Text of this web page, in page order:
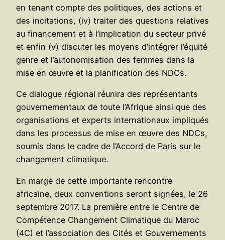
en tenant compte des politiques, des actions et
des incitations, (iv) traiter des questions relatives
au financement et à l’implication du secteur privé
et enfin (v) discuter les moyens d’intégrer l’équité
genre et l’autonomisation des femmes dans la
mise en œuvre et la planification des NDCs.
Ce dialogue régional réunira des représentants
gouvernementaux de toute l’Afrique ainsi que des
organisations et experts internationaux impliqués
dans les processus de mise en œuvre des NDCs,
soumis dans le cadre de l’Accord de Paris sur le
changement climatique.
En marge de cette importante rencontre
africaine, deux conventions seront signées, le 26
septembre 2017. La première entre le Centre de
Compétence Changement Climatique du Maroc
(4C) et l’association des Cités et Gouvernements